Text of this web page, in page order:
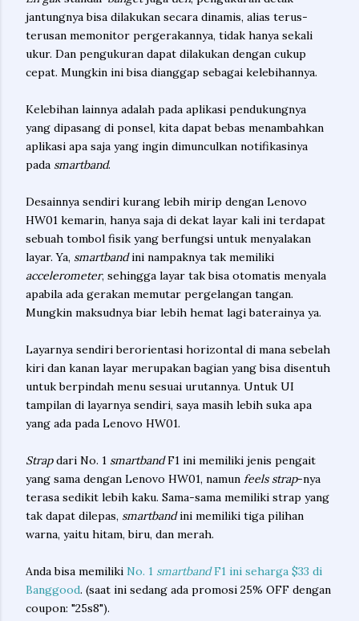
jantungnya bisa dilakukan secara dinamis, alias terus-
terusan memonitor pergerakannya, tidak hanya sekali
ukur. Dan pengukuran dapat dilakukan dengan cukup
cepat. Mungkin ini bisa dianggap sebagai kelebihannya.
Kelebihan lainnya adalah pada aplikasi pendukungnya
yang dipasang di ponsel, kita dapat bebas menambahkan
aplikasi apa saja yang ingin dimunculkan notifikasinya
pada smartband.
Desainnya sendiri kurang lebih mirip dengan Lenovo
HW01 kemarin, hanya saja di dekat layar kali ini terdapat
sebuah tombol fisik yang berfungsi untuk menyalakan
layar. Ya, smartbandini nampaknya tak memiliki
accelerometer, sehingga layar tak bisa otomatis menyala
apabila ada gerakan memutar pergelangan tangan.
Mungkin maksudnya biar lebih hemat lagi baterainya ya.
Layarnya sendiri berorientasi horizontal di mana sebelah
kiri dan kanan layar merupakan bagian yang bisa disentuh
untuk berpindah menu sesuai urutannya. Untuk UI
tampilan di layarnya sendiri, saya masih lebih suka apa
yang ada pada Lenovo HW01.
Strapdari No. 1 smartbandF1 ini memiliki jenis pengait
yang sama dengan Lenovo HW01, namun feels strap-nya
terasa sedikit lebih kaku. Sama-sama memiliki strap yang
tak dapat dilepas, smartbandini memiliki tiga pilihan
warna, yaitu hitam, biru, dan merah.
Anda bisa memiliki No. 1 smartbandF1 ini seharga $33 di
Banggood. (saat ini sedang ada promosi 25% OFF dengan
coupon: "25s8").